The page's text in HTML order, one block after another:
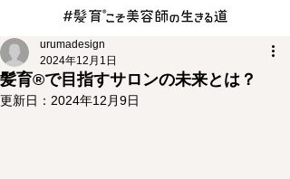
髪育®︎で目指すサロンの未来とは？
urumadesign
2024年12月1日
更新日： 2024年12月9日